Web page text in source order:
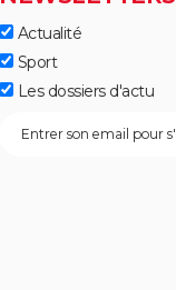
Actualité
Sport
Les dossiers d'actu